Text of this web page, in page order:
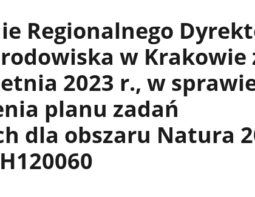
Regionalnego
w Krakowie
2023 r., w
planu zadań
dla obszaru Natura